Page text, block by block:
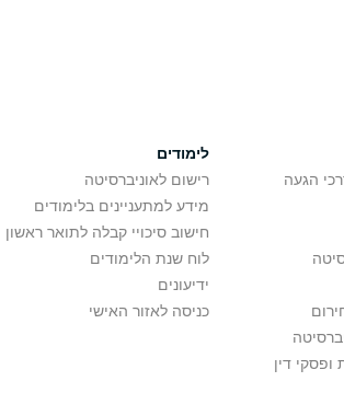
הגעה
דין
לימודים
רישום לאוניברסיטה
מידע למתעניינים בלימודים
חישוב סיכויי קבלה לתואר ראשון
לוח שנת הלימודים
ידיעונים
כניסה לאזור האישי